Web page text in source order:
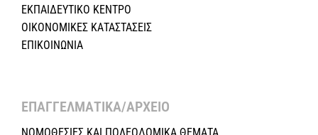
ΕΚΠΑΙΔΕΥΤΙΚΟ ΚΕΝΤΡΟ
ΟΙΚΟΝΟΜΙΚΕΣ ΚΑΤΑΣΤΑΣΕΙΣ
ΕΠΙΚΟΙΝΩΝΙΑ
ΕΠΑΓΓΕΛΜΑΤΙΚΑ/ΑΡΧΕΙΟ ​